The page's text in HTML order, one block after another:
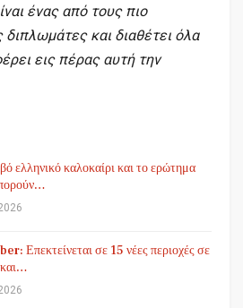
ένας από τους πιο
και διαθέτει όλα
εις πέρας αυτή την
ελληνικό καλοκαίρι και το ερώτημα
Επεκτείνεται σε 15 νέες περιοχές σε